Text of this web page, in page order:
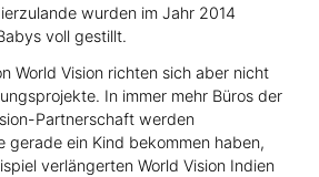
wurden im Jahr 2014
voll gestillt.
World Vision richten sich aber nicht
In immer mehr Büros der
Partnerschaft werden
gerade ein Kind bekommen haben,
verlängerten World Vision Indien